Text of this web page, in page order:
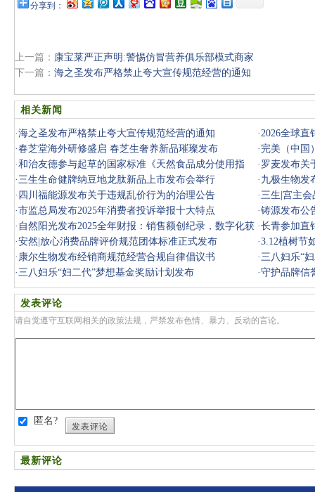
分享到：
上一篇： 康宝莱严正声明:警惕仿冒营养俱乐部模式商家
下一篇： 海之圣发布严格禁止夸大宣传规范经营的通知
相关新闻
·海之圣发布严格禁止夸大宣传规范经营的通知 ·2026全球直
·春芝堂海外研修盛启 春芝生奢养新品璀璨发布 · 完美（中国
·和治友德参与起草的国家标准《天然食品成分使用指
南》正式发
· 罗麦发布关
·三生生命健牌纳豆地龙肽新品上市发布会举行 · 九极生物发
· 四川福能源发布关于违规乱价行为的治理公告 ·三生|宫主
·市监总局发布2025年消费者投诉举报十大特点 ·铸源发布公
· 自然阳光发布2025全年财报：销售额创纪录，数字化获
客增长98
·长青参加直
·安然|放心消费品牌评价规范团体标准正式发布 ·3.12植树节
· 康尔生物发布经销商规范经营合规自律倡议书 ·三八妇乐“
·三八妇乐“妇二代”梦想基金奖励计划发布 ·守护品牌信
发表评论
请自觉遵守互联网相关的政策法规，严禁发布色情、暴力、反动的言论。
匿名?
发表评论
最新评论